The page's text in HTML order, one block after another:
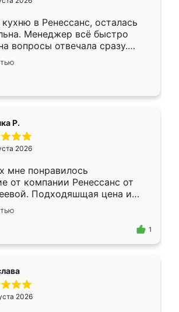
заказывать только здесь.
в Ренессанс, осталась
Менеджер всё быстро
вопросы отвечала сразу.
в субботу, подошёл к
ответственностью. Собрали
работали аккуратно, даже
Р.
2026
мне понравилось
от компании Ренессанс от
Подходяшщая цена и
изготовления. Приехавший
Владислав
моему эскизу самый
1
2026